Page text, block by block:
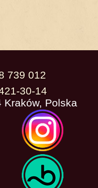
739 012
30-14
Kraków, Polska